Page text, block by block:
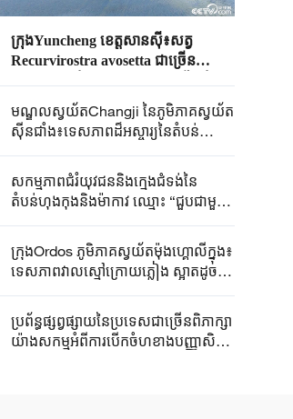
ក្រុងYuncheng ខេត្តសានស៊ី៖សត្វ
Recurvirostra avosetta ជាច្រើន
មណ្ឌលស្វយ័តChangji នៃភូមិភាគស្វយ័ត
ស៊ីនជាំង៖ទេសភាពដ៏អស្ចារ្យនៃតំបន់
Danxia នៅជ្រលងភ្នំ Qigu
សកម្មភាពជំរំយុវជននិងក្មេងជំទង់នៃ
តំបន់ហុងកុងនិងម៉ាកាវ ឈ្មោះ “ជួបជាមួយ
នាវាចម្បាំង”ឆ្នាំ២០២៦(Zhanjiang) បាន
ចាប់ដំណើរការ
ក្រុងOrdos ភូមិភាគស្វយ័តម៉ុងហ្គោលីក្នុង៖
ទេសភាពវាលស្មៅក្រោយភ្លៀង ស្អាតដូច
ផ្ទាំងគំនូរ
ប្រព័ន្ធផ្សព្វផ្សាយនៃប្រទេសជាច្រើនពិភាក្សា
យ៉ាងសកម្មអំពីការបើកចំហខាងបញ្ញាសិប្ប